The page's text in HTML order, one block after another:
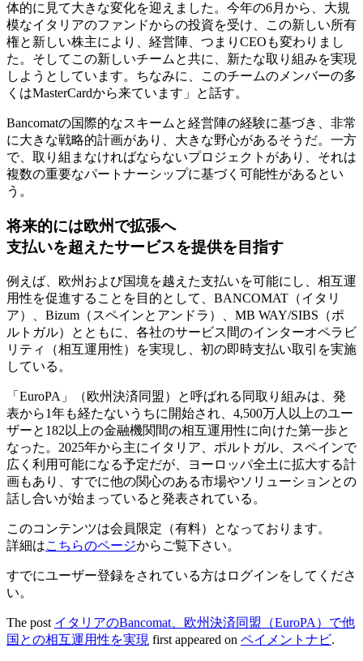
体的に見て大きな変化を迎えました。今年の6月から、大規
模なイタリアのファンドからの投資を受け、この新しい所有
権と新しい株主により、経営陣、つまりCEOも変わりまし
た。そしてこの新しいチームと共に、新たな取り組みを実現
しようとしています。ちなみに、このチームのメンバーの多
くはMasterCardから来ています」と話す。
Bancomatの国際的なスキームと経営陣の経験に基づき、非常
に大きな戦略的計画があり、大きな野心があるそうだ。一方
で、取り組まなければならないプロジェクトがあり、それは
複数の重要なパートナーシップに基づく可能性があるとい
う。
将来的には欧州で拡張へ
支払いを超えたサービスを提供を目指す
例えば、欧州および国境を越えた支払いを可能にし、相互運
用性を促進することを目的として、BANCOMAT（イタリ
ア）、Bizum（スペインとアンドラ）、MB WAY/SIBS（ポ
ルトガル）とともに、各社のサービス間のインターオペラビ
リティ（相互運用性）を実現し、初の即時支払い取引を実施
している。
「EuroPA」（欧州決済同盟）と呼ばれる同取り組みは、発
表から1年も経たないうちに開始され、4,500万人以上のユー
ザーと182以上の金融機関間の相互運用性に向けた第一歩と
なった。2025年から主にイタリア、ポルトガル、スペインで
広く利用可能になる予定だが、ヨーロッパ全土に拡大する計
画もあり、すでに他の関心のある市場やソリューションとの
話し合いが始まっていると発表されている。
このコンテンツは会員限定（有料）となっております。
詳細はこちらのページからご覧下さい。
すでにユーザー登録をされている方は ログインをしてくださ
い。
The post イタリアのBancomat、欧州決済同盟（EuroPA）で他
国との相互運用性を実現 first appeared on ペイメントナビ.